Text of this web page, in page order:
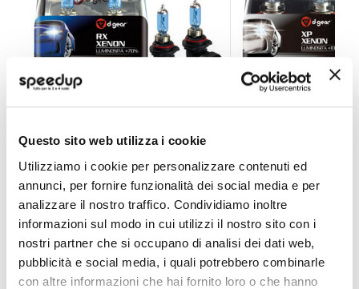
Questo sito web utilizza i cookie
Utilizziamo i cookie per personalizzare contenuti ed
annunci, per fornire funzionalità dei social media e per
analizzare il nostro traffico. Condividiamo inoltre
informazioni sul modo in cui utilizzi il nostro sito con i
nostri partner che si occupano di analisi dei dati web,
pubblicità e social media, i quali potrebbero combinarle
con altre informazioni che hai fornito loro o che hanno
D-GEAR
+70% 55W 4500k
13,85 €
CONSEGNA IN 48H
+100% Bianco 35W
39,60 €
CONSEGNA IN 48H